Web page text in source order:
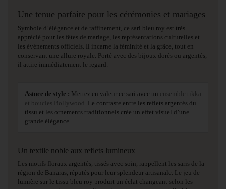
Une tenue parfaite pour les cérémonies et mariages
Symbole d’élégance et de raffinement, ce sari bleu roy est très
apprécié pour les fêtes de mariage, les représentations culturelles et
les événements officiels. Il incarne la féminité et la grâce, tout en
conservant une allure royale. Porté avec des bijoux dorés ou argentés,
il attire immédiatement le regard.
Astuce de style : Mettez en valeur ce sari avec un ensemble tikka
et boucles Bollywood
. Le contraste entre les reflets argentés du
tissu et les ornements traditionnels crée un effet visuel d’une
grande élégance.
Un textile noble aux reflets lumineux
Les motifs floraux argentés, tissés avec soin, rappellent les saris de la
région de Banaras, réputés pour leur splendeur artisanale. Le jeu de
lumière sur le tissu bleu roy produit un éclat changeant selon les